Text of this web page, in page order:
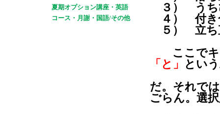
夏期オプション講座・英語
コース・月謝・国語/その他
３） うち
４） 付き
５） 立ち
ここでキ
「と」
とい
だ。それで
ごらん。選